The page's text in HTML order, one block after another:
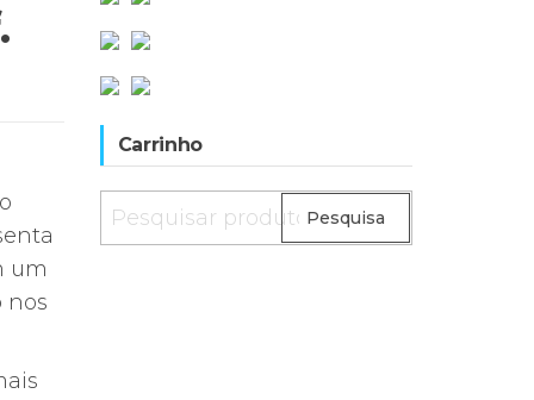
um
nos
Carrinho
Pesquisar
por:
Pesquisa